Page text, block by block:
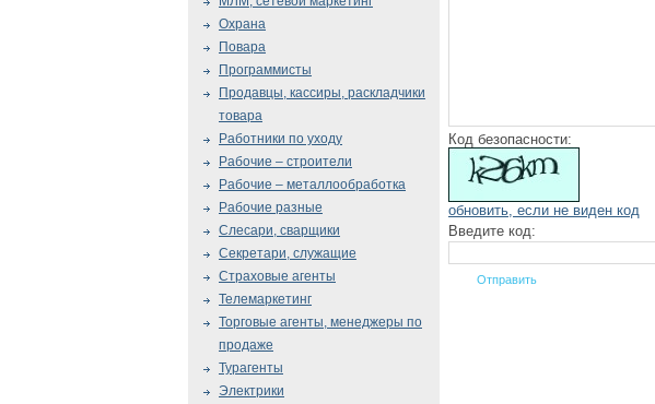
Код безопасности:
обновить, если не виден код
Введите код:
Охрана
Повара
Программисты
Продавцы, кассиры, раскладчики
товара
Работники по уходу
Рабочие – строители
Рабочие – металлообработка
Рабочие разные
Слесари, сварщики
Секретари, служащие
Страховые агенты
Телемаркетинг
Торговые агенты, менеджеры по
продаже
Турагенты
Электрики